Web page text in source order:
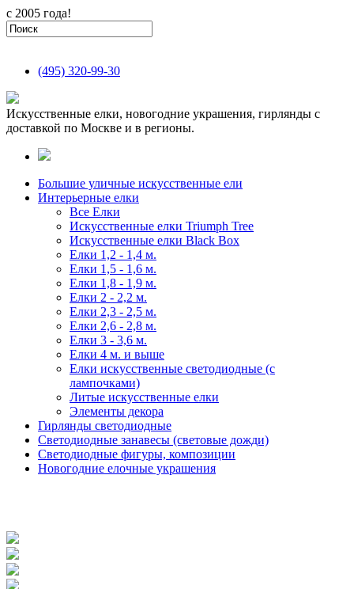
с 2005 года!
(495) 320-99-30
Искусственные елки, новогодние украшения, гирлянды с
доставкой по Москве и в регионы.
Большие уличные искусственные ели
Интерьерные елки
Все Елки
Искусственные елки Triumph Tree
Искусственные елки Black Box
Елки 1,2 - 1,4 м.
Елки 1,5 - 1,6 м.
Елки 1,8 - 1,9 м.
Елки 2 - 2,2 м.
Елки 2,3 - 2,5 м.
Елки 2,6 - 2,8 м.
Елки 3 - 3,6 м.
Елки 4 м. и выше
Елки искусственные светодиодные (с
лампочками)
Литые искусственные елки
Элементы декора
Гирлянды светодиодные
Светодиодные занавесы (световые дожди)
Светодиодные фигуры, композиции
Новогодние елочные украшения